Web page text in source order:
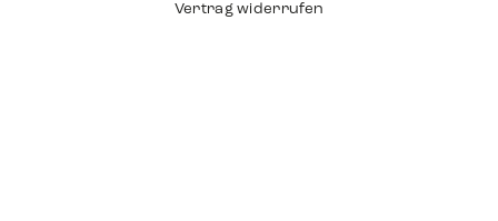
Vertrag widerrufen